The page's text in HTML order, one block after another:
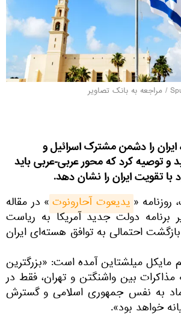
/ مراجعه به بانک تصاویر
ایران را دشمن مشترک اسرائیل و
و توصیه کرد که محور عربی-عربی باید
تقویت ایران را نشان دهد.
روزنامه « یدیعوت آحارونوت» در مقاله
برنامه دولت جدید آمریکا به ریاست
احتمالی به توافق هسته‌ای ایران
مایکل میلشتاین آمده است: «بزرگترین
بین واشنگتن و تهران، فقط در
به نفس جمهوری اسلامی و گسترش
خواهد بود».